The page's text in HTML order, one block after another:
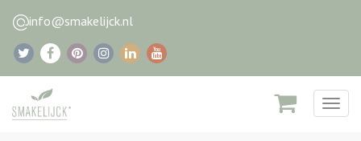
info@smakelijck.nl